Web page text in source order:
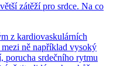
zátěží pro srdce. Na co
z kardiovaskulárních
ně například vysoký
porucha srdečního rytmu